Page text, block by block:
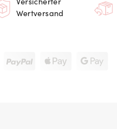
Versicherter
Wertversand